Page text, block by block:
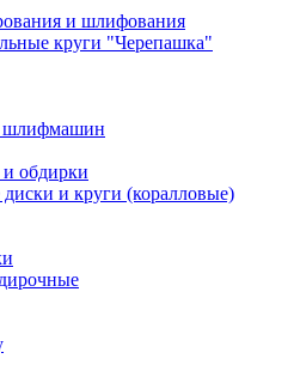
и шлифования
круги "Черепашка"
шлифмашин
обдирки
и круги (коралловые)